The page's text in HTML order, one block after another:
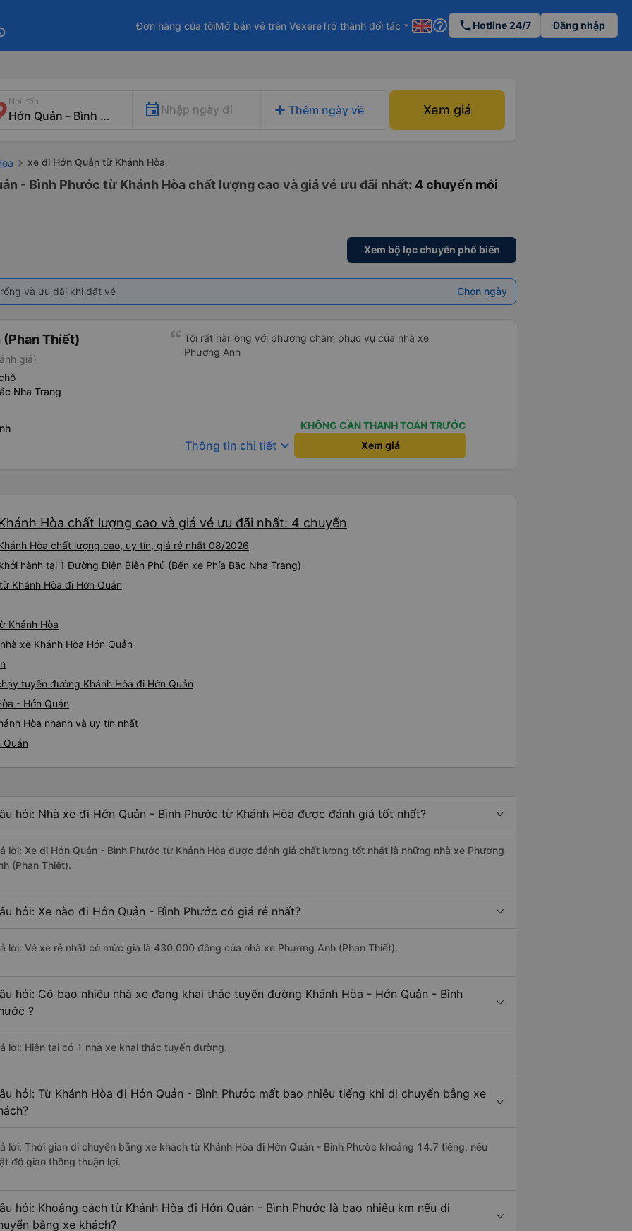
Đơn hàng của tôiMở bán vé trên VexereTrở thành đối tác arrow_drop_down help_outline phoneHotline 24/7 Đăng nhập
Nơi đến
Nhập ngày đi add Thêm ngày về Xem giá
xe đi Hớn Quản từ Khánh Hòa
- Bình Phước từ Khánh Hòa chất lượng cao và giá vé ưu đãi nhất: 4 chuyến mỗi
Xem bộ lọc chuyến phổ biến
và ưu đãi khi đặt vé Chọn ngày
Thiết)
giá)
Nha Trang
Tôi rất hài lòng với phương châm phục vụ của nhà xe
Phương Anh
KHÔNG CẦN THANH TOÁN TRƯỚC
Thông tin chi tiết keyboard_arrow_down Xem giá
Hòa chất lượng cao và giá vé ưu đãi nhất: 4 chuyến
Hòa chất lượng cao, uy tín, giá rẻ nhất 08/2026
hành tại 1 Đường Điện Biên Phủ (Bến xe Phía Bắc Nha Trang)
Khánh Hòa đi Hớn Quản
Khánh Hòa
xe Khánh Hòa Hớn Quản
tuyến đường Khánh Hòa đi Hớn Quản
- Hớn Quản
Hòa nhanh và uy tín nhất
hỏi: Nhà xe đi Hớn Quản - Bình Phước từ Khánh Hòa được đánh giá tốt nhất?
lời: Xe đi Hớn Quản - Bình Phước từ Khánh Hòa được đánh giá chất lượng tốt nhất là những nhà xe Phương
(Phan Thiết).
hỏi: Xe nào đi Hớn Quản - Bình Phước có giá rẻ nhất?
lời: Vé xe rẻ nhất có mức giá là 430.000 đồng của nhà xe Phương Anh (Phan Thiết).
hỏi: Có bao nhiêu nhà xe đang khai thác tuyến đường Khánh Hòa - Hớn Quản - Bình
?
lời: Hiện tại có 1 nhà xe khai thác tuyến đường.
hỏi: Từ Khánh Hòa đi Hớn Quản - Bình Phước mất bao nhiêu tiếng khi di chuyển bằng xe
lời: Thời gian di chuyển bằng xe khách từ Khánh Hòa đi Hớn Quản - Bình Phước khoảng 14.7 tiếng, nếu
độ giao thông thuận lợi.
hỏi: Khoảng cách từ Khánh Hòa đi Hớn Quản - Bình Phước là bao nhiêu km nếu di
bằng xe khách?